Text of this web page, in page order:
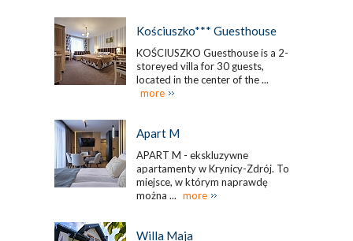
Kościuszko*** Guesthouse
KOŚCIUSZKO Guesthouse is a 2-
storeyed villa for 30 guests,
located in the center of the ...
more
Apart M
APART M - ekskluzywne
apartamenty w Krynicy-Zdrój. To
miejsce, w którym naprawdę
można ... more
Willa Maja